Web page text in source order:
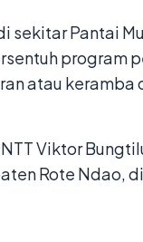
sekitar Pantai
program
atau keramba
Viktor
Rote Ndao,